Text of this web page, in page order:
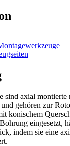
sind axial montierte
gehören zur
konischem
eingesetzt,
indem sie eine